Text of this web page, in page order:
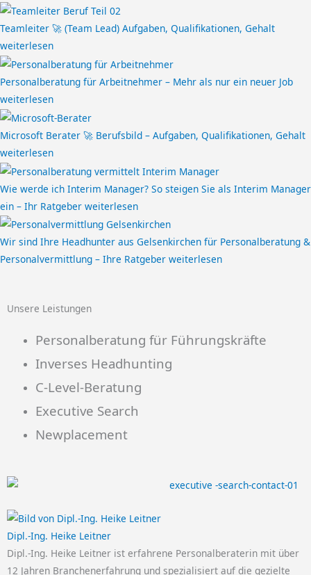
Teamleiter 🚀 (Team Lead) Aufgaben, Qualifikationen, Gehalt
weiterlesen
Personalberatung für Arbeitnehmer – Mehr als nur ein neuer Job
weiterlesen
Microsoft Berater 🚀 Berufsbild – Aufgaben, Qualifikationen, Gehalt
weiterlesen
Wie werde ich Interim Manager? So steigen Sie als Interim Manager
ein – Ihr Ratgeber weiterlesen
Wir sind Ihre Headhunter aus Gelsenkirchen für Personalberatung &
Personalvermittlung – Ihre Ratgeber weiterlesen
Unsere Leistungen
Personalberatung für Führungskräfte
Inverses Headhunting
C-Level-Beratung
Executive Search
Newplacement
Dipl.-Ing. Heike Leitner
Dipl.-Ing. Heike Leitner ist erfahrene Personalberaterin mit über
12 Jahren Branchenerfahrung und spezialisiert auf die gezielte